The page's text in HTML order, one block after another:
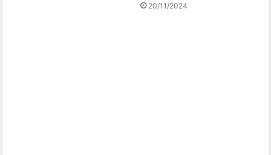
20/11/2024